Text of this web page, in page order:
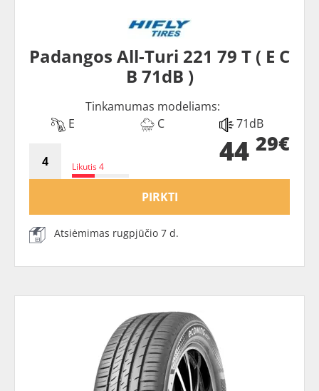
Padangos All-Turi 221 79 T ( E C
B 71dB )
Tinkamumas modeliams:
E
C 71dB
Likutis 4 44 29€
PIRKTI
Atsiėmimas rugpjūčio 7 d.